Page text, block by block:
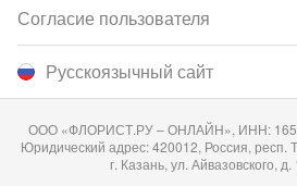
Русскоязычный сайт
Согласие пользователя
ООО «ФЛОРИСТ.РУ – ОНЛАЙН», ИНН:
Юридический адрес: 420012, Россия, респ.
г. Казань, ул. Айвазовского,